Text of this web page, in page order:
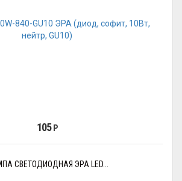
105 Р
СВЕТОДИОДНАЯ ЭРА LED...